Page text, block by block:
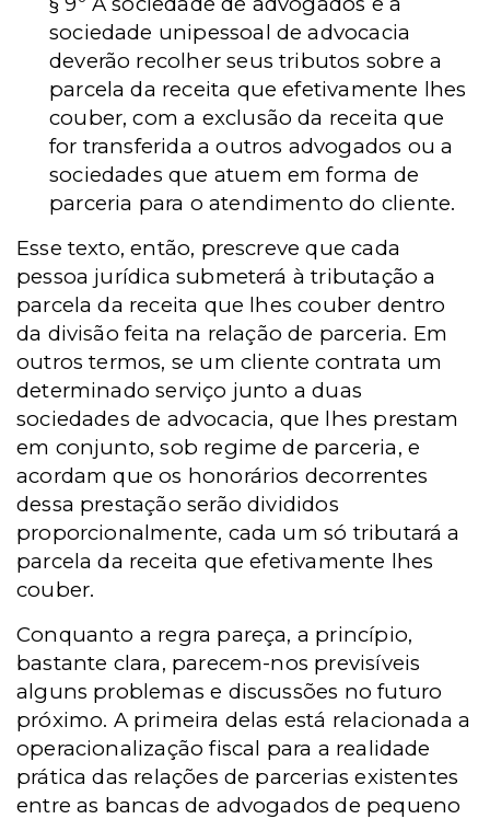
sociedade unipessoal de advocacia
deverão recolher seus tributos sobre a
parcela da receita que efetivamente lhes
couber, com a exclusão da receita que
for transferida a outros advogados ou a
sociedades que atuem em forma de
parceria para o atendimento do cliente.
Esse texto, então, prescreve que cada
pessoa jurídica submeterá à tributação a
parcela da receita que lhes couber dentro
da divisão feita na relação de parceria. Em
outros termos, se um cliente contrata um
determinado serviço junto a duas
sociedades de advocacia, que lhes prestam
em conjunto, sob regime de parceria, e
acordam que os honorários decorrentes
dessa prestação serão divididos
proporcionalmente, cada um só tributará a
parcela da receita que efetivamente lhes
couber.
Conquanto a regra pareça, a princípio,
bastante clara, parecem-nos previsíveis
alguns problemas e discussões no futuro
próximo. A primeira delas está relacionada a
operacionalização fiscal para a realidade
prática das relações de parcerias existentes
entre as bancas de advogados de pequeno